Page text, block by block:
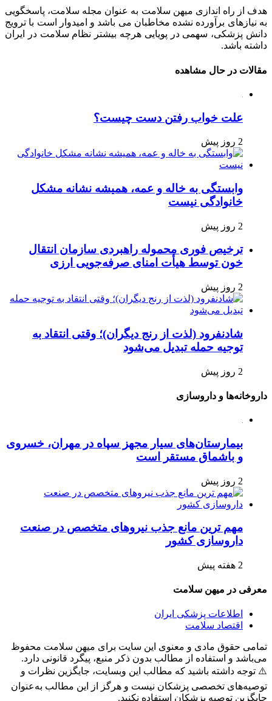
هدف از راه اندازی میهن سلامت به عنوان مجله سلامت، پاسخگویی
به نیازهای برآورده نشده مخاطبان می باشد و امیدوار است با ترویج
دانش پزشکی، سهمی در پویایی هرچه بیشتر نظام سلامت در ایران
داشته باشد.
مقالات در حال مشاهده
علت خواب رفتن دست چیست؟
2 روز پیش
وابستگی به خاله و عمه، همیشه نشانه مشکل
خانوادگی نیست
2 روز پیش
ترخیص فوری محموله راهبردی سازمان انتقال
خون توسط هیأت امنای صرفه‌جویی ارزی
2 روز پیش
شادنفرود (لذت از رنج دیگران)؛ وقتی انتقاد به
توجیه حمله تبدیل می‌شود
2 روز پیش
داروخانه‌ها و داروسازی
بیمارستان‌های سیار مجهز سپاه در مهران، خسروی
و باشماق مستقر است
2 روز پیش
مهم ترین مانع جذب نیروهای متخصص در صنعت
داروسازی کشور
2 هفته پیش
معرفی در میهن سلامت
اطلاعات پزشکی ایران
اقتصاد سلامت
تمامی حقوق مادی و معنوی این سایت برای میهن سلامت محفوظ
می‌باشد و استفاده از مطالب بدون ذکر منبع، پیگرد قانونی دارد.
⚠️ توجه داشته باشید که مطالب این وبسایت، جایگزین نظرات و
توصیه‌های تخصصی پزشکان نیست و هرگز از این مطالب به‌عنوان
جایگزین توصیه پزشکان استفاده نکنید.